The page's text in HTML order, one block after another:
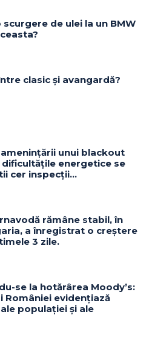
de ulei la un BMW
clasic și avangardă?
unui blackout
energetice se
cer inspecții…
rămâne stabil, în
a înregistrat o creștere
3 zile.
se la hotărârea Moody’s:
României evidențiază
populației și ale